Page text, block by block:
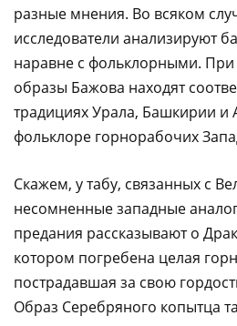
разные мнения. Во всяком
исследователи анализируют
наравне с фольклорными.
образы Бажова находят
традициях Урала, Башкирии и
фольклоре горнорабочих
Скажем, у табу, связанных с
несомненные западные
предания рассказывают о
котором погребена целая
пострадавшая за свою
Образ Серебряного копытца